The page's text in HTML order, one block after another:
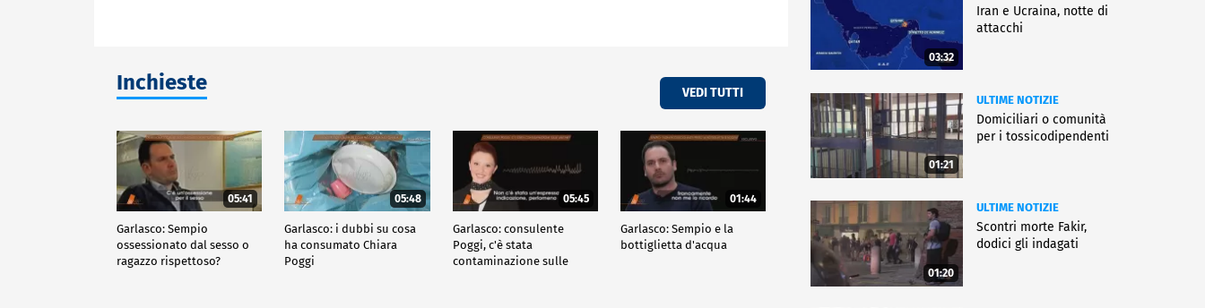
Inchieste VEDI TUTTI
05:41
Garlasco: Sempio
ossessionato dal sesso o
ragazzo rispettoso?
05:48
Garlasco: i dubbi su cosa
ha consumato Chiara
Poggi
05:45
Garlasco: consulente
Poggi, c'è stata
contaminazione sulle
01:44
Garlasco: Sempio e la
bottiglietta d'acqua
03:32
Iran e Ucraina, notte di
attacchi
01:21
ULTIME NOTIZIE
Domiciliari o comunità
per i tossicodipendenti
01:20
ULTIME NOTIZIE
Scontri morte Fakir,
dodici gli indagati